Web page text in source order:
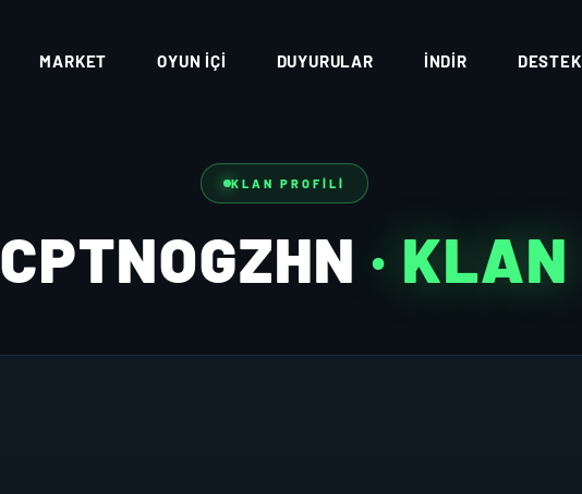
MARKET OYUN İÇI DUYURULAR İNDIR DESTEK
KLAN PROFILI
CPTNOGZHN · KLAN